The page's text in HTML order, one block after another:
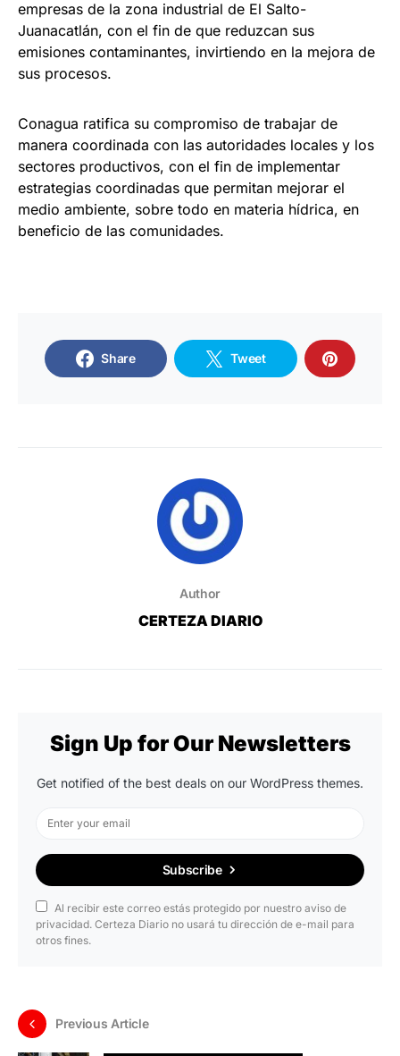
empresas de la zona industrial de El Salto-
Juanacatlán, con el fin de que reduzcan sus
emisiones contaminantes, invirtiendo en la mejora de
sus procesos.
Conagua ratifica su compromiso de trabajar de
manera coordinada con las autoridades locales y los
sectores productivos, con el fin de implementar
estrategias coordinadas que permitan mejorar el
medio ambiente, sobre todo en materia hídrica, en
beneficio de las comunidades.
Share Tweet
Author
CERTEZA DIARIO
Sign Up for Our Newsletters
Get notified of the best deals on our WordPress themes.
Subscribe
Al recibir este correo estás protegido por nuestro aviso de
privacidad. Certeza Diario no usará tu dirección de e-mail para
otros fines.
Previous Article